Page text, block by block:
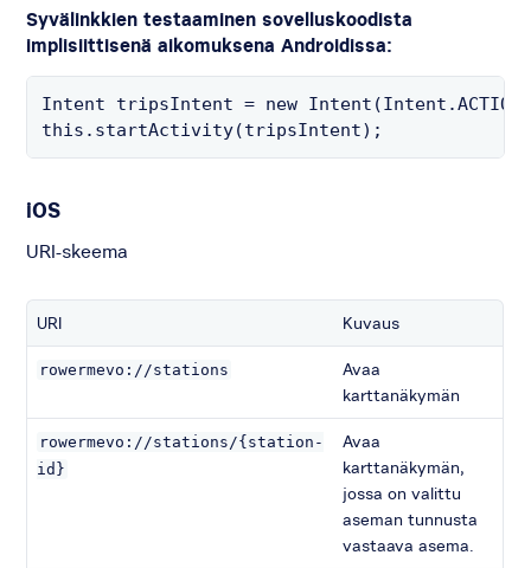
Syvälinkkien testaaminen sovelluskoodista
implisiittisenä aikomuksena Androidissa:
Intent tripsIntent = new
this.startActivity(tripsIntent);
iOS
URI-skeema
URI Kuvaus
rowermevo ://stations
Avaa
karttanäkymän
rowermevo://stations/{station-
id}
Avaa
karttanäkymän,
jossa on valittu
aseman tunnusta
vastaava asema.